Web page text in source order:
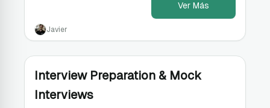
Ver Más
Javier
Interview Preparation & Mock
Interviews